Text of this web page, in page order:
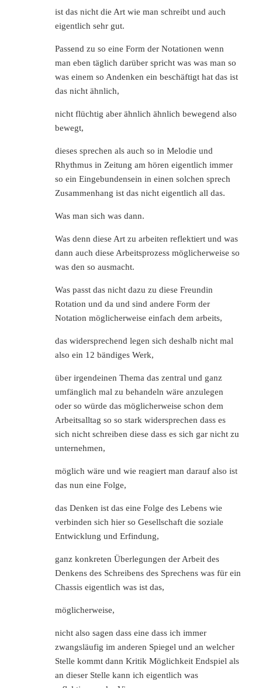
ist das nicht die Art wie man schreibt und auch
eigentlich sehr gut.
Passend zu so eine Form der Notationen wenn
man eben täglich darüber spricht was was man so
was einem so Andenken ein beschäftigt hat das ist
das nicht ähnlich,
nicht flüchtig aber ähnlich ähnlich bewegend also
bewegt,
dieses sprechen als auch so in Melodie und
Rhythmus in Zeitung am hören eigentlich immer
so ein Eingebundensein in einen solchen sprech
Zusammenhang ist das nicht eigentlich all das.
Was man sich was dann.
Was denn diese Art zu arbeiten reflektiert und was
dann auch diese Arbeitsprozess möglicherweise so
was den so ausmacht.
Was passt das nicht dazu zu diese Freundin
Rotation und da und sind andere Form der
Notation möglicherweise einfach dem arbeits,
das widersprechend legen sich deshalb nicht mal
also ein 12 bändiges Werk,
über irgendeinen Thema das zentral und ganz
umfänglich mal zu behandeln wäre anzulegen
oder so würde das möglicherweise schon dem
Arbeitsalltag so so stark widersprechen dass es
sich nicht schreiben diese dass es sich gar nicht zu
unternehmen,
möglich wäre und wie reagiert man darauf also ist
das nun eine Folge,
das Denken ist das eine Folge des Lebens wie
verbinden sich hier so Gesellschaft die soziale
Entwicklung und Erfindung,
ganz konkreten Überlegungen der Arbeit des
Denkens des Schreibens des Sprechens was für ein
Chassis eigentlich was ist das,
möglicherweise,
nicht also sagen dass eine dass ich immer
zwangsläufig im anderen Spiegel und an welcher
Stelle kommt dann Kritik Möglichkeit Endspiel als
an dieser Stelle kann ich eigentlich was